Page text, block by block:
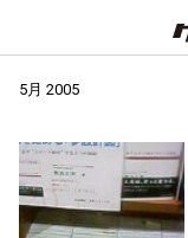
5月 2005